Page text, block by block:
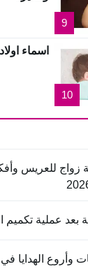
9
10
اسماء
زواج للعريس
بعد عملية تكميم
وأروع الهدايا